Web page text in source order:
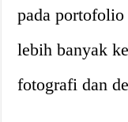
pada
lebih banyak
fotografi dan